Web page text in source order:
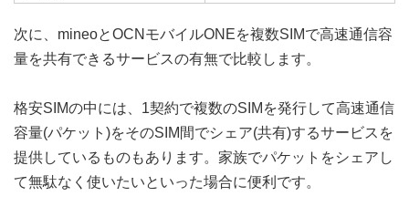
次に、mineoとOCNモバイルONEを複数SIMで高速通信容
量を共有できるサービスの有無で比較します。
格安SIMの中には、1契約で複数のSIMを発行して高速通信
容量(パケット)をそのSIM間でシェア(共有)するサービスを
提供しているものもあります。家族でパケットをシェアし
て無駄なく使いたいといった場合に便利です。